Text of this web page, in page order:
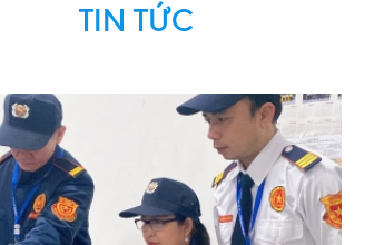
TIN TỨC